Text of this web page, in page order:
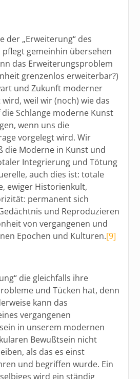
der „Erweiterung“ des
gemeinhin übersehen
das Erweiterungsproblem
grenzenlos erweiterbar?)
und Zukunft moderner
weil wir (noch) wie das
Schlange moderne Kunst
wenn uns die
vorgelegt wird. Wir
die Moderne in Kunst und
Integrierung und Tötung
auch dies ist: totale
ewiger Historienkult,
permanent sich
und Reproduzieren
von vergangenen und
Epochen und Kulturen.[9]
die gleichfalls ihre
und Tücken hat, denn
kann das
vergangenen
in unserem modernen
Bewußtsein nicht
als das es einst
und begriffen wurde. Ein
wird ein ständig